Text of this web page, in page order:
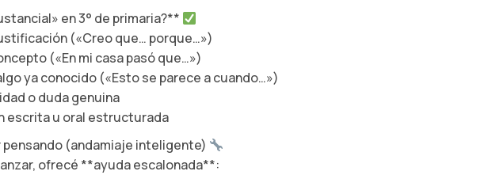
en 3° de primaria?**
(«Creo que… porque…»)
(«En mi casa pasó que…»)
ya conocido («Esto se parece a cuando…»)
o duda genuina
escrita u oral estructurada
(andamiaje inteligente)
ofrecé **ayuda escalonada**: